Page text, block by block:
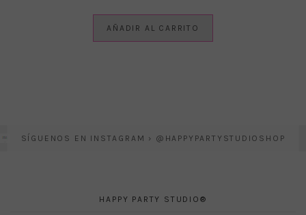
AÑADIR AL CARRITO
SÍGUENOS EN INSTAGRAM › @HAPPYPARTYSTUDIOSHOP
HAPPY PARTY STUDIO®